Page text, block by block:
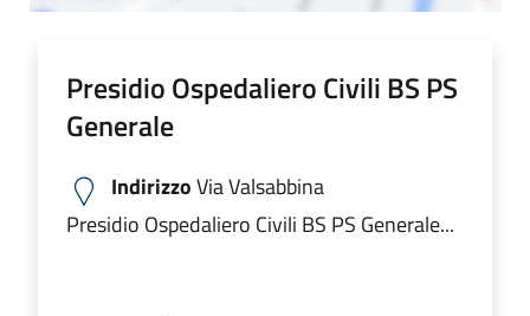
Presidio Ospedaliero Civili BS PS
Generale
IndirizzoVia Valsabbina
Presidio Ospedaliero Civili BS PS Generale...